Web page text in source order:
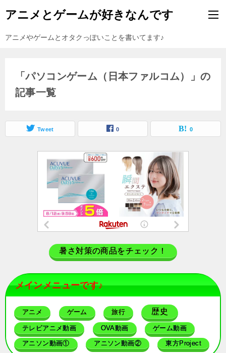
アニメとゲームが好きなんです
アニメやゲームとオタクっぽいことを書いてます♪
「パソコンゲーム（日本ファルコム）」の
記事一覧
Tweet 0 0
暑さ対策の商品をチェック！
メインメニューです♪
アニメ ゲーム 旅行 歴史
テレビアニメ動画 OVA動画 ゲーム動画
アニソン動画① アニソン動画② 東方Project